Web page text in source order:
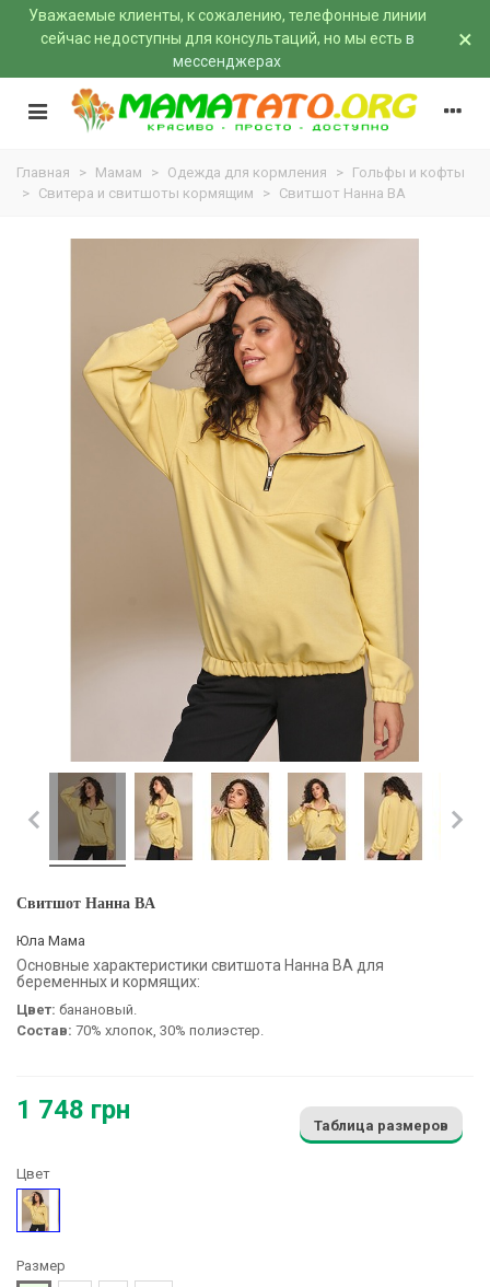
Уважаемые клиенты, к сожалению, телефонные линии
сейчас недоступны для консультаций, но мы есть в
мессенджерах
×
Главная > Мамам > Одежда для кормления > Гольфы и кофты
> Свитера и свитшоты кормящим > Свитшот Нанна BA
Свитшот Нанна BA
Юла Мама
Основные характеристики свитшота Нанна BA для
беременных и кормящих:
Цвет: банановый.
Состав: 70% хлопок, 30% полиэстер.
1 748 грн
Таблица размеров
Цвет
Желтый
Размер